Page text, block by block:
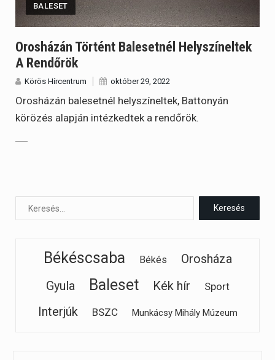
BALESET
Orosházán Történt Balesetnél Helyszíneltek
A Rendőrök
Körös Hírcentrum október 29, 2022
Orosházán balesetnél helyszíneltek, Battonyán
körözés alapján intézkedtek a rendőrök.
Békéscsaba Békés
Orosháza
Gyula
Baleset Kék hír Sport
Interjúk BSZC Munkácsy Mihály Múzeum